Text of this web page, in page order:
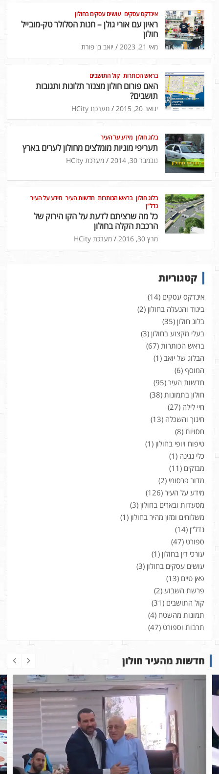
אינדקס עסקים עושים עסקים בחולון
ראיון עם אורי גולן – חנות הסלולר טק-מובייל
חולון
מאי 21, 2023 יואב בן פורת
בראש הכותרות קול התושבים
האם פורום חולון מצנזר תלונות ותגובות
תושבים?
ינואר 20, 2015 מערכת HCity
בלוג חולון מידע על העיר
תעריפי מוניות מומלצים מחולון לערים בארץ
נובמבר 30, 2014 מערכת HCity
בלוג חולון בראש הכותרות חדשות העיר מידע על העיר
נדל"ן
כל מה שרציתם לדעת על הקו הירוק של
הרכבת הקלה בחולון
מרץ 30, 2016 מערכת HCity
קטגוריות
אינדקס עסקים (14)
ביגוד והנעלה בחולון (2)
בלוג חולון (35)
בעלי מקצוע בחולון (3)
בראש הכותרות (67)
הבלוג של יואב (1)
המוסף (6)
חדשות העיר (95)
חולון בתמונות (38)
חיי לילה (27)
חינוך והשכלה (13)
חסויות (8)
טיפוח ויופי בחולון (1)
כלי נגינה (1)
מבזקים (11)
מדור פרסומי (2)
מידע על העיר (126)
מסעדות ובארים בחולון (3)
משלוחים ומזון מהיר בחולון (1)
נדל"ן (14)
ספורט (47)
עורכי דין בחולון (1)
עושים עסקים בחולון (3)
פאן טיים (13)
פרשת השבוע (2)
קול התושבים (31)
תמונות מהשטח (4)
תרבות וספורט (47)
חדשות מהעיר חולון